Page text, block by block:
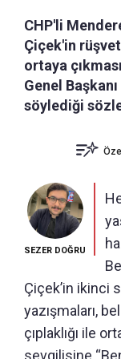
CHP'li
Çiçek'in rüşvet
ortaya
Genel
söylediği
SEZER DOĞRU
Çiçek’in ikinci
yazışmaları,
çıplaklığı ile
sevgilisine